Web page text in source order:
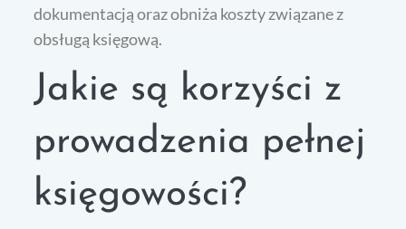
dokumentacją oraz obniża koszty związane z
obsługą księgową.
Jakie są korzyści z
prowadzenia pełnej
księgowości?